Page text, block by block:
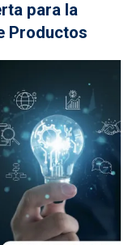
para la
Productos